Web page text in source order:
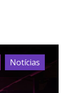
Notícias